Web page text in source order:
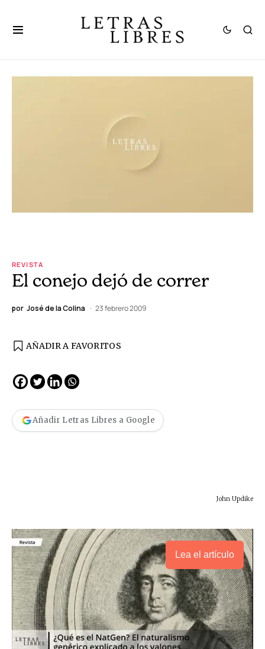
REVISTA
El conejo dejó de correr
por José de la Colina 23 febrero 2009
AÑADIR A FAVORITOS
Añadir Letras Libres a Google
John Updike
Lea el artículo